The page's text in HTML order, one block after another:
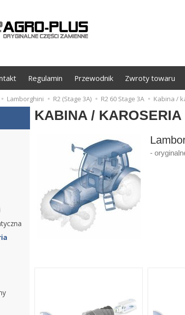
Regulamin Przewodnik Zwroty towaru
Lamborghini R2 (Stage 3A) R2 60 Stage 3A Kabina /
KABINA / KAROSERIA
-